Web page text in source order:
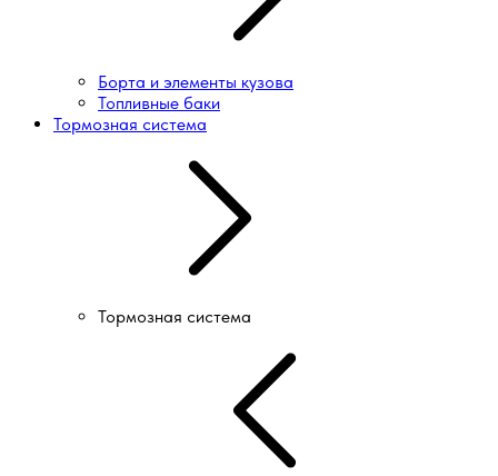
Борта и элементы кузова
Топливные баки
Тормозная система
Тормозная система